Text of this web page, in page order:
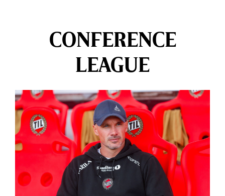
CONFERENCE
LEAGUE